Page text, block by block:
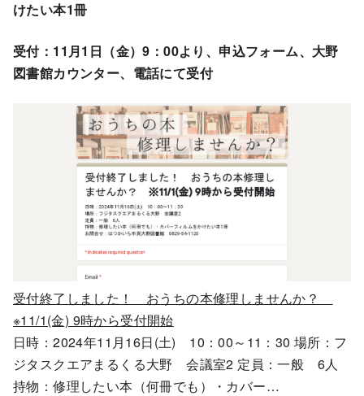
けたい本1冊
受付：11月1日（金）9：00より、申込フォーム、大野
図書館カウンター、電話にて受付
受付終了しました！ おうちの本修理しませんか？
※11/1(金) 9時から受付開始
日時：2024年11月16日(土) 10：00～11：30 場所：フ
ジタスクエアまるくる大野 会議室2 定員：一般 6人
持物：修理したい本（何冊でも）・カバー…